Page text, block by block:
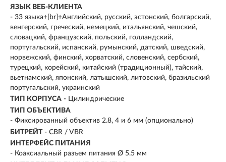
ЯЗЫК ВЕБ-КЛИЕНТА
- 33 языка+[br]+Английский, русский, эстонский, болгарский,
венгерский, греческий, немецкий, итальянский, чешский,
словацкий, французский, польский, голландский,
португальский, испанский, румынский, датский, шведский,
норвежский, финский, хорватский, словенский, сербский,
турецкий, корейский, китайский (традиционный), тайский,
вьетнамский, японский, латышский, литовский, бразильский
португальский, украинский
ТИП КОРПУСА - Цилиндрические
ТИП ОБЪЕКТИВА
- Фиксированный объектив 2.8, 4 и 6 мм (опционально)
БИТРЕЙТ - CBR / VBR
ИНТЕРФЕЙС ПИТАНИЯ
- Коаксиальный разъем питания Ø 5.5 мм